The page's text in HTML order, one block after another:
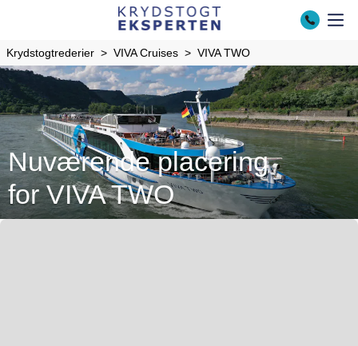
Krydstogtrederier VIVA Cruises VIVA TWO
Nuværende placering
for VIVA TWO